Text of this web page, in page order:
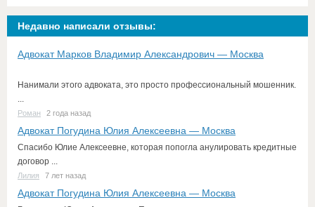
Недавно написали отзывы:
Адвокат Марков Владимир Александрович — Москва
Нанимали этого адвоката, это просто профессиональный мошенник.
...
Роман 2 года назад
Адвокат Погудина Юлия Алексеевна — Москва
Спасибо Юлие Алексеевне, которая попогла анулировать кредитные
договор ...
Лилия 7 лет назад
Адвокат Погудина Юлия Алексеевна — Москва